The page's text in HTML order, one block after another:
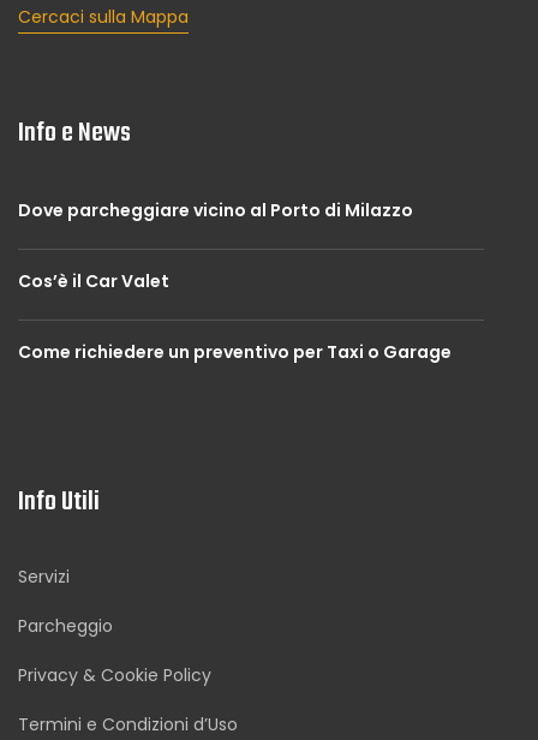
Cercaci sulla Mappa
Info e News
Dove parcheggiare vicino al Porto di Milazzo
Cos’è il Car Valet
Come richiedere un preventivo per Taxi o Garage
Info Utili
Servizi
Parcheggio
Privacy & Cookie Policy
Termini e Condizioni d’Uso